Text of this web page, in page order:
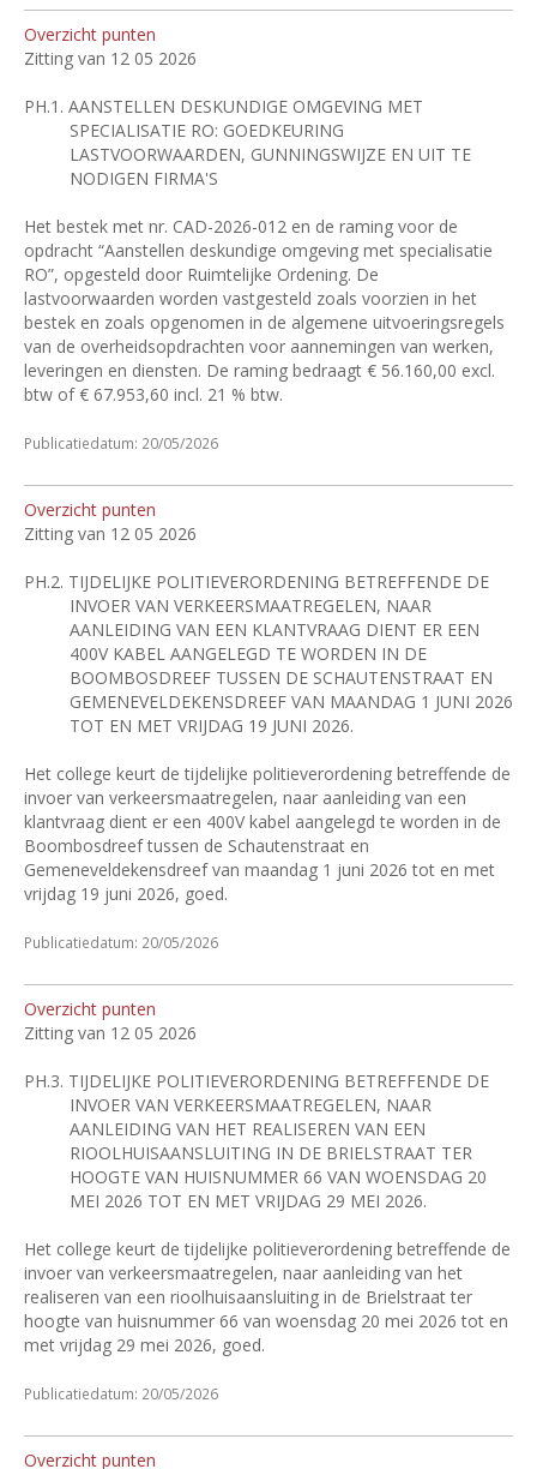
Overzicht punten
Zitting van 12 05 2026
PH.1. AANSTELLEN DESKUNDIGE OMGEVING MET
SPECIALISATIE RO: GOEDKEURING
LASTVOORWAARDEN, GUNNINGSWIJZE EN UIT TE
NODIGEN FIRMA'S
Het bestek met nr. CAD-2026-012 en de raming voor de
opdracht “Aanstellen deskundige omgeving met specialisatie
RO”, opgesteld door Ruimtelijke Ordening. De
lastvoorwaarden worden vastgesteld zoals voorzien in het
bestek en zoals opgenomen in de algemene uitvoeringsregels
van de overheidsopdrachten voor aannemingen van werken,
leveringen en diensten. De raming bedraagt € 56.160,00 excl.
btw of € 67.953,60 incl. 21 % btw.
Publicatiedatum: 20/05/2026
Overzicht punten
Zitting van 12 05 2026
PH.2. TIJDELIJKE POLITIEVERORDENING BETREFFENDE DE
INVOER VAN VERKEERSMAATREGELEN, NAAR
AANLEIDING VAN EEN KLANTVRAAG DIENT ER EEN
400V KABEL AANGELEGD TE WORDEN IN DE
BOOMBOSDREEF TUSSEN DE SCHAUTENSTRAAT EN
GEMENEVELDEKENSDREEF VAN MAANDAG 1 JUNI 2026
TOT EN MET VRIJDAG 19 JUNI 2026.
Het college keurt de tijdelijke politieverordening betreffende de
invoer van verkeersmaatregelen, naar aanleiding van een
klantvraag dient er een 400V kabel aangelegd te worden in de
Boombosdreef tussen de Schautenstraat en
Gemeneveldekensdreef van maandag 1 juni 2026 tot en met
vrijdag 19 juni 2026, goed.
Publicatiedatum: 20/05/2026
Overzicht punten
Zitting van 12 05 2026
PH.3. TIJDELIJKE POLITIEVERORDENING BETREFFENDE DE
INVOER VAN VERKEERSMAATREGELEN, NAAR
AANLEIDING VAN HET REALISEREN VAN EEN
RIOOLHUISAANSLUITING IN DE BRIELSTRAAT TER
HOOGTE VAN HUISNUMMER 66 VAN WOENSDAG 20
MEI 2026 TOT EN MET VRIJDAG 29 MEI 2026.
Het college keurt de tijdelijke politieverordening betreffende de
invoer van verkeersmaatregelen, naar aanleiding van het
realiseren van een rioolhuisaansluiting in de Brielstraat ter
hoogte van huisnummer 66 van woensdag 20 mei 2026 tot en
met vrijdag 29 mei 2026, goed.
Publicatiedatum: 20/05/2026
Overzicht punten